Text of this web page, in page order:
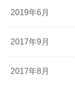
2019年6月
2017年9月
2017年8月